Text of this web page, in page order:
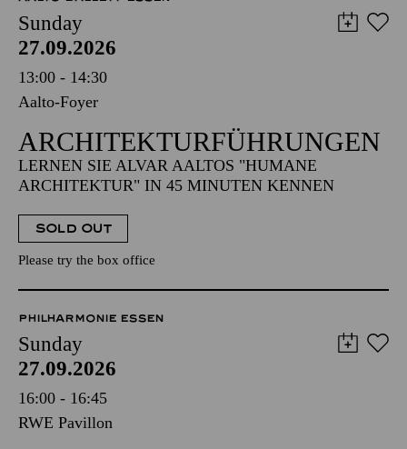
Sunday
27.09.2026
13:00 - 14:30
Aalto-Foyer
ARCHITEKTUR­FÜHRUNGEN
LERNEN SIE ALVAR AALTOS "HUMANE
ARCHITEKTUR" IN 45 MINUTEN KENNEN
SOLD OUT
Please try the box office
PHILHARMONIE ESSEN
Sunday
27.09.2026
16:00 - 16:45
RWE Pavillon